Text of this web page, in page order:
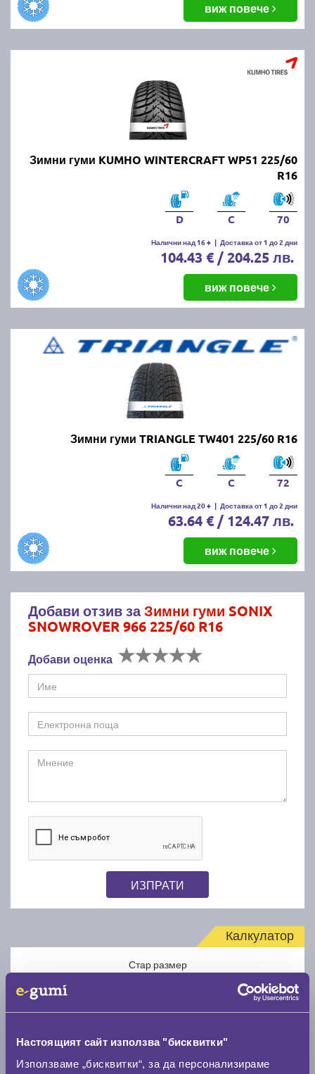
Настоящият сайт използва "бисквитки"
Използваме „бисквитки“, за да персонализираме
виж повече
Зимни гуми KUMHO WINTERCRAFT WP51 225/60
R16
D C 70
Налични над 16 + | Доставка от 1 до 2 дни
104.43 € / 204.25 лв.
виж повече
Зимни гуми TRIANGLE TW401 225/60 R16
C C 72
Налични над 20 + | Доставка от 1 до 2 дни
63.64 € / 124.47 лв.
виж повече
Добави отзив заЗимни гуми SONIX
SNOWROVER 966 225/60 R16
Добави оценка
ИЗПРАТИ
Калкулатор
Стар размер
Нов размер